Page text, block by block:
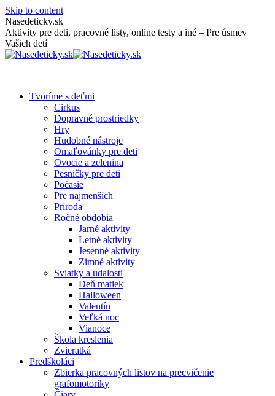
Skip to content
Nasedeticky.sk
Aktivity pre deti, pracovné listy, online testy a iné – Pre úsmev
Vašich detí
Tvoríme s deťmi
Cirkus
Dopravné prostriedky
Hry
Hudobné nástroje
Omaľovánky pre deti
Ovocie a zelenina
Pesničky pre deti
Počasie
Pre najmenších
Príroda
Ročné obdobia
Jarné aktivity
Letné aktivity
Jesenné aktivity
Zimné aktivity
Sviatky a udalosti
Deň matiek
Halloween
Valentín
Veľká noc
Vianoce
Škola kreslenia
Zvieratká
Predškoláci
Zbierka pracovných listov na precvičenie
grafomotoriky